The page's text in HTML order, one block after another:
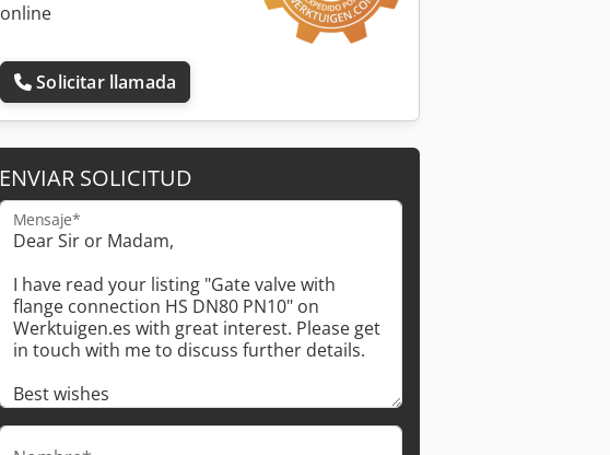
online
Solicitar llamada
ENVIAR SOLICITUD
Mensaje*